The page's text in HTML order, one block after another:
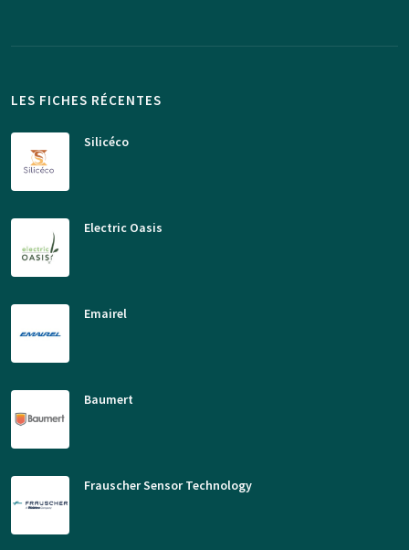
LES FICHES RÉCENTES
Silicéco
Electric Oasis
Emairel
Baumert
Frauscher Sensor Technology